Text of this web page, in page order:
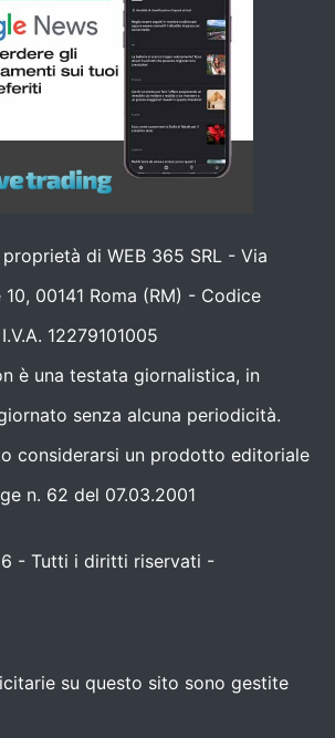
di WEB 365 SRL - Via
00141 Roma (RM) - Codice
12279101005
è una testata giornalistica, in
senza alcuna periodicità.
considerarsi un prodotto editoriale
n. 62 del 07.03.2001
- Tutti i diritti riservati -
su questo sito sono gestite